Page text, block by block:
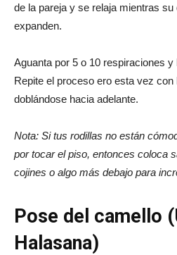
de la pareja y se relaja mientras
expanden.
Aguanta por 5 o 10 respiraciones y
Repite el proceso ero esta vez
doblándose hacia adelante.
Nota: Si tus rodillas no están
por tocar el piso, entonces coloca
cojines o algo más debajo para
Pose del camello
Halasana)